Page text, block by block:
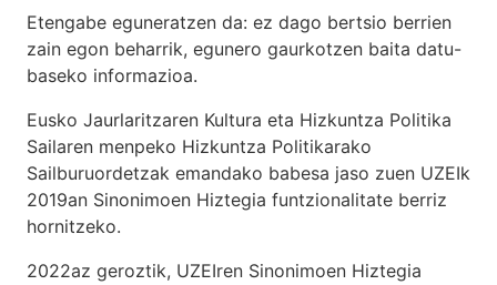
Etengabe eguneratzen da: ez dago bertsio berrien
zain egon beharrik, egunero gaurkotzen baita datu-
baseko informazioa.
Eusko Jaurlaritzaren Kultura eta Hizkuntza Politika
Sailaren menpeko Hizkuntza Politikarako
Sailburuordetzak emandako babesa jaso zuen UZEIk
2019an Sinonimoen Hiztegia funtzionalitate berriz
hornitzeko.
2022az geroztik, UZEIren Sinonimoen Hiztegia